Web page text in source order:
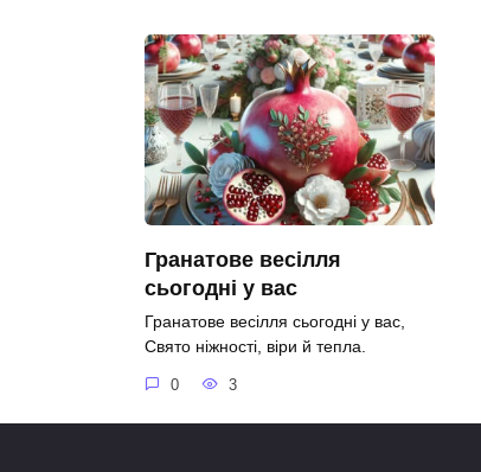
Гранатове весілля
сьогодні у вас
Гранатове весілля сьогодні у вас,
Свято ніжності, віри й тепла.
0 3